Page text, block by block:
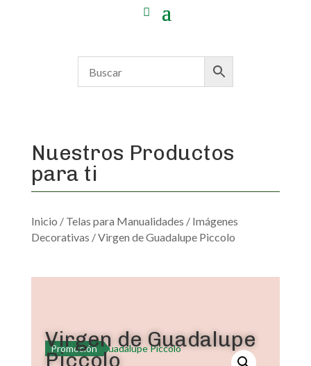
Nuestros Productos
para ti
Inicio / Telas para Manualidades / Imágenes
Decorativas / Virgen de Guadalupe Piccolo
Promoción
Virgen de Guadalupe
Piccolo